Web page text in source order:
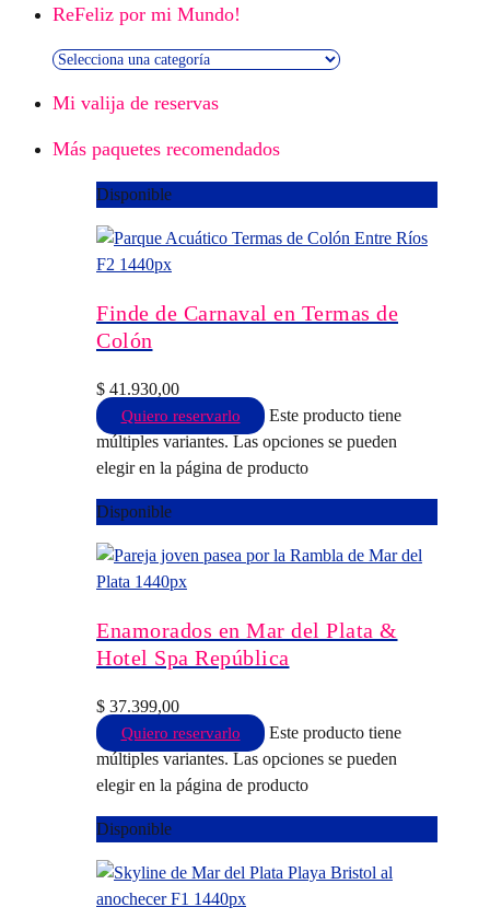
ReFeliz por mi Mundo!
Mi valija de reservas
Más paquetes recomendados
Disponible
Finde de Carnaval en Termas de
Colón
$ 41.930,00
Quiero reservarlo
Este producto tiene
múltiples variantes. Las opciones se pueden
elegir en la página de producto
Disponible
Enamorados en Mar del Plata &
Hotel Spa República
$ 37.399,00
Quiero reservarlo
Este producto tiene
múltiples variantes. Las opciones se pueden
elegir en la página de producto
Disponible